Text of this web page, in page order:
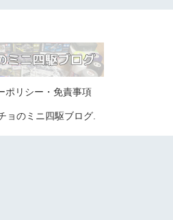
ポリシー・免責事項
ョのミニ四駆ブログ.